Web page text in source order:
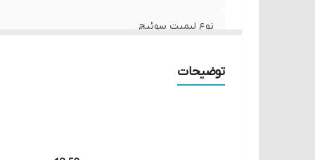
نوع لیمیت سوئیچ
توضیحات